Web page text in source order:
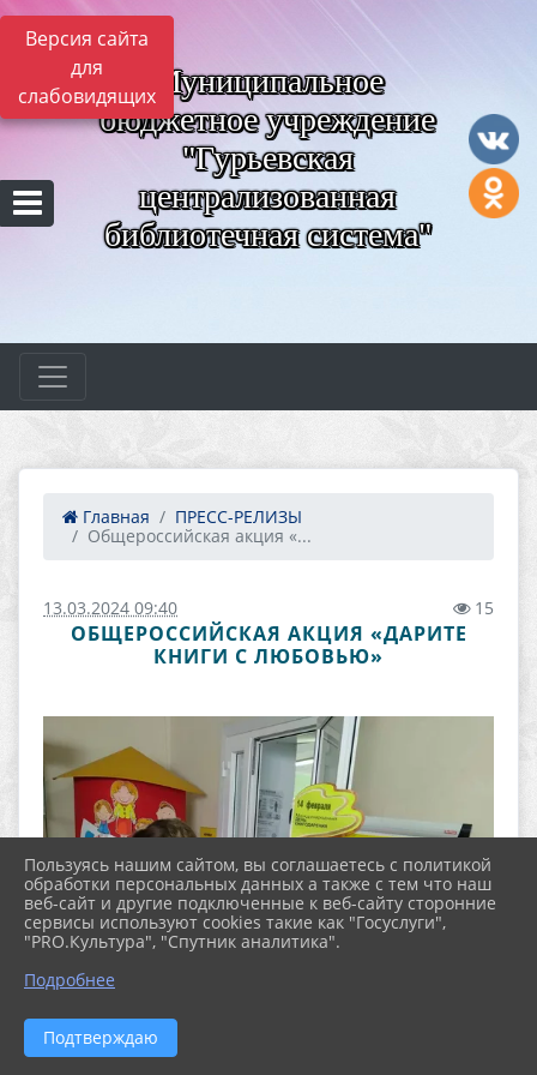
Версия сайта
для
слабовидящих Муниципальное
бюджетное учреждение
"Гурьевская
централизованная
библиотечная система"
Главная
ПРЕСС-РЕЛИЗЫ
Общероссийская акция «...
13.03.2024 09:40 15
ОБЩЕРОССИЙСКАЯ АКЦИЯ «ДАРИТЕ
КНИГИ С ЛЮБОВЬЮ»
Пользуясь нашим сайтом, вы соглашаетесь с политикой
обработки персональных данных а также с тем что наш
веб-сайт и другие подключенные к веб-сайту сторонние
сервисы используют cookies такие как "Госуслуги",
"PRO.Культура", "Спутник аналитика".
Подробнее
Подтверждаю